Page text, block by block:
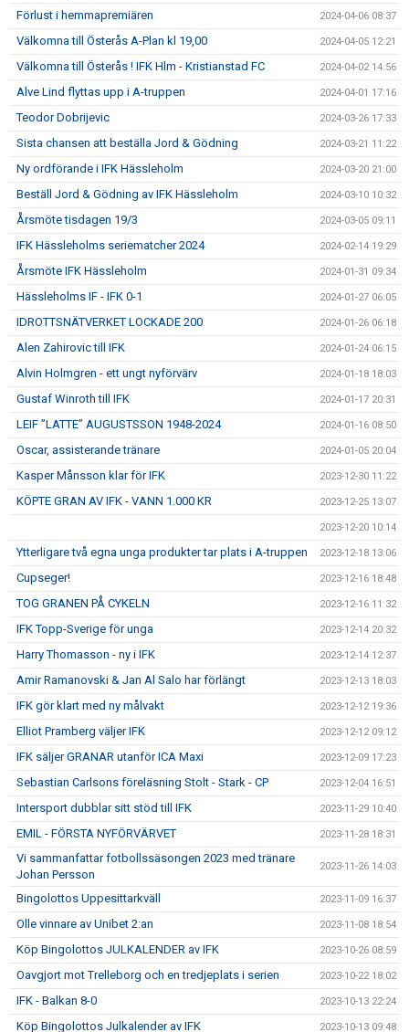
Förlust i hemmapremiären 2024-04-06 08:37
Välkomna till Österås A-Plan kl 19,00 2024-04-05 12:21
Välkomna till Österås ! IFK Hlm - Kristianstad FC 2024-04-02 14:56
Alve Lind flyttas upp i A-truppen 2024-04-01 17:16
Teodor Dobrijevic 2024-03-26 17:33
Sista chansen att beställa Jord & Gödning 2024-03-21 11:22
Ny ordförande i IFK Hässleholm 2024-03-20 21:00
Beställ Jord & Gödning av IFK Hässleholm 2024-03-10 10:32
Årsmöte tisdagen 19/3 2024-03-05 09:11
IFK Hässleholms seriematcher 2024 2024-02-14 19:29
Årsmöte IFK Hässleholm 2024-01-31 09:34
Hässleholms IF - IFK 0-1 2024-01-27 06:05
IDROTTSNÄTVERKET LOCKADE 200 2024-01-26 06:18
Alen Zahirovic till IFK 2024-01-24 06:15
Alvin Holmgren - ett ungt nyförvärv 2024-01-18 18:03
Gustaf Winroth till IFK 2024-01-17 20:31
LEIF ”LATTE” AUGUSTSSON 1948-2024 2024-01-16 08:50
Oscar, assisterande tränare 2024-01-05 20:04
Kasper Månsson klar för IFK 2023-12-30 11:22
KÖPTE GRAN AV IFK - VANN 1.000 KR 2023-12-25 13:07
2023-12-20 10:14
Ytterligare två egna unga produkter tar plats i A-truppen 2023-12-18 13:06
Cupseger! 2023-12-16 18:48
TOG GRANEN PÅ CYKELN 2023-12-16 11:32
IFK Topp-Sverige för unga 2023-12-14 20:32
Harry Thomasson - ny i IFK 2023-12-14 12:37
Amir Ramanovski & Jan Al Salo har förlängt 2023-12-13 18:03
IFK gör klart med ny målvakt 2023-12-12 19:36
Elliot Pramberg väljer IFK 2023-12-12 09:12
IFK säljer GRANAR utanför ICA Maxi 2023-12-09 17:23
Sebastian Carlsons föreläsning Stolt - Stark - CP 2023-12-04 16:51
Intersport dubblar sitt stöd till IFK 2023-11-29 10:40
EMIL - FÖRSTA NYFÖRVÄRVET 2023-11-28 18:31
Vi sammanfattar fotbollssäsongen 2023 med tränare
Johan Persson
2023-11-26 14:03
Bingolottos Uppesittarkväll 2023-11-09 16:37
Olle vinnare av Unibet 2:an 2023-11-08 18:54
Köp Bingolottos JULKALENDER av IFK 2023-10-26 08:59
Oavgjort mot Trelleborg och en tredjeplats i serien 2023-10-22 18:02
IFK - Balkan 8-0 2023-10-13 22:24
Köp Bingolottos Julkalender av IFK 2023-10-13 09:48